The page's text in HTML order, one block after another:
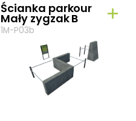
Ścianka parkour
Mały zygzak B
1M-P03b